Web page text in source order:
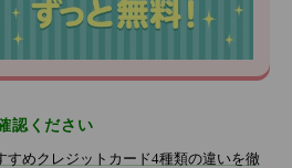
認ください
すめクレジットカード4種類の違いを徹